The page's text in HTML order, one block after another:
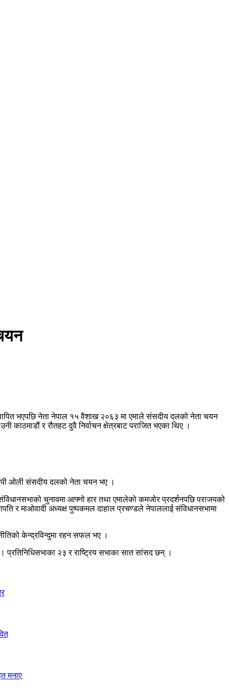
भएपछि नेता नेपाल १५ वैशाख २०६३ मा एमाले संसदीय दलको नेता चयन
र रौतहट दुवै निर्वाचन क्षेत्रबाट पराजित भएका थिए ।
ओली संसदीय दलको नेता चयन भए ।
चुनावमा आफ्नो हार तथा एमालेको कमजोर प्रदर्शनपछि पराजयको
र माओवादी अध्यक्ष पुष्पकमल दाहाल प्रचण्डले नेपाललाई संविधानसभामा
केन्द्रविन्दुमा रहन सफल भए ।
२३ र राष्ट्रिय सभाका सात सांसद छन् ।